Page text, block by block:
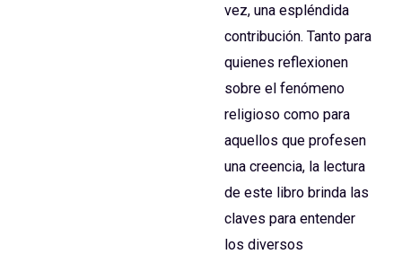
vez, una espléndida
contribución. Tanto para
quienes reflexionen
sobre el fenómeno
religioso como para
aquellos que profesen
una creencia, la lectura
de este libro brinda las
claves para entender
los diversos